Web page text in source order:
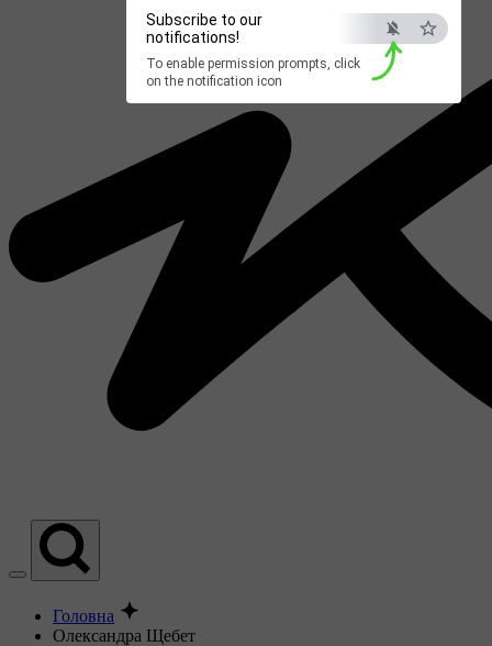
Subscribe to our
notifications!
To enable permission prompts, click
on the notification icon
Головна
Олександра Щебет